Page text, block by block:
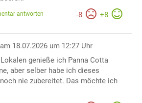
-8 +8
antworten
am 18.07.2026 um 12:27 Uhr
Lokalen genieße ich Panna Cotta
aber selber habe ich dieses
nie zubereitet. Das möchte ich